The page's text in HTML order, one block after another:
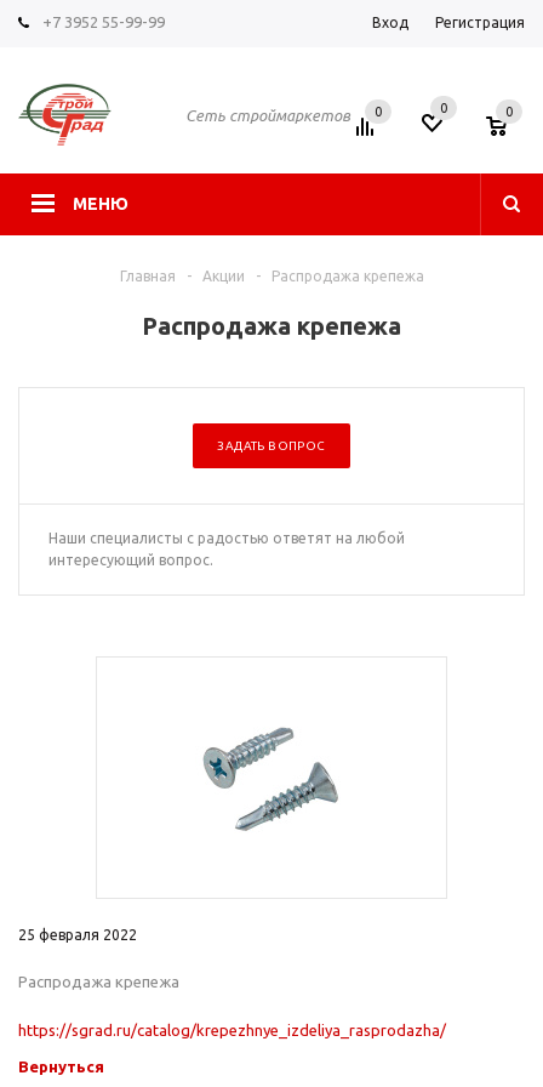
+7 3952 55-99-99 Вход Регистрация
Сеть строймаркетов
МЕНЮ
0 0 0
Главная - Акции - Распродажа крепежа
Распродажа крепежа
ЗАДАТЬ ВОПРОС
Наши специалисты с радостью ответят на любой
интересующий вопрос.
25 февраля 2022
Распродажа крепежа
https://sgrad.ru/catalog/krepezhnye_izdeliya_rasprodazha/
Вернуться